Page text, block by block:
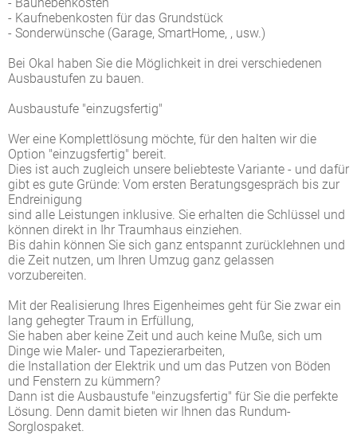
- Kaufnebenkosten für das Grundstück
- Sonderwünsche (Garage, SmartHome, , usw.)
Bei Okal haben Sie die Möglichkeit in drei verschiedenen
Ausbaustufen zu bauen.
Ausbaustufe "einzugsfertig"
Wer eine Komplettlösung möchte, für den halten wir die
Option "einzugsfertig" bereit.
Dies ist auch zugleich unsere beliebteste Variante - und dafür
gibt es gute Gründe: Vom ersten Beratungsgespräch bis zur
Endreinigung
sind alle Leistungen inklusive. Sie erhalten die Schlüssel und
können direkt in Ihr Traumhaus einziehen.
Bis dahin können Sie sich ganz entspannt zurücklehnen und
die Zeit nutzen, um Ihren Umzug ganz gelassen
vorzubereiten.
Mit der Realisierung Ihres Eigenheimes geht für Sie zwar ein
lang gehegter Traum in Erfüllung,
Sie haben aber keine Zeit und auch keine Muße, sich um
Dinge wie Maler- und Tapezierarbeiten,
die Installation der Elektrik und um das Putzen von Böden
und Fenstern zu kümmern?
Dann ist die Ausbaustufe "einzugsfertig" für Sie die perfekte
Lösung. Denn damit bieten wir Ihnen das Rundum-
Sorglospaket.